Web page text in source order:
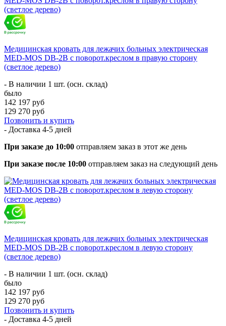
Медицинская кровать для лежачих больных электрическая
MED-MOS DB-2B с поворот.креслом в правую сторону
(светлое дерево)
- В наличии 1 шт. (осн. склад)
было
142 197 руб
129 270 руб
Позвонить и купить
- Доставка 4-5 дней
При заказе до 10:00 отправляем заказ в этот же день
При заказе после 10:00 отправляем заказ на следующий день
Медицинская кровать для лежачих больных электрическая
MED-MOS DB-2B с поворот.креслом в левую сторону
(светлое дерево)
- В наличии 1 шт. (осн. склад)
было
142 197 руб
129 270 руб
Позвонить и купить
- Доставка 4-5 дней